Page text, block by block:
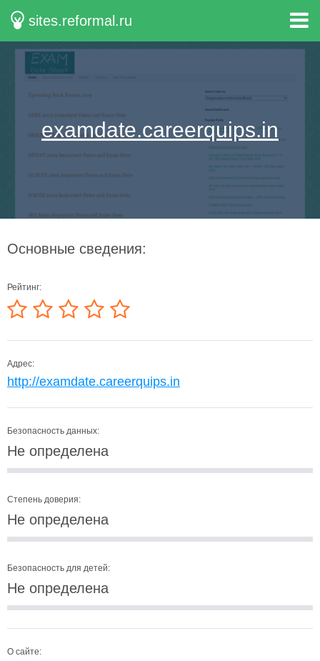
sites.reformal.ru
examdate.careerquips.in
Основные сведения:
Рейтинг:
Адрес:
http://examdate.careerquips.in
Безопасность данных:
Не определена
Степень доверия:
Не определена
Безопасность для детей:
Не определена
О сайте: